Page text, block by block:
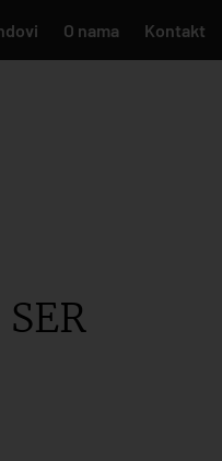
O nama Kontakt